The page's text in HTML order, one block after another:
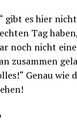
gibt es hier
Tag
noch nicht
zusammen
Genau wie